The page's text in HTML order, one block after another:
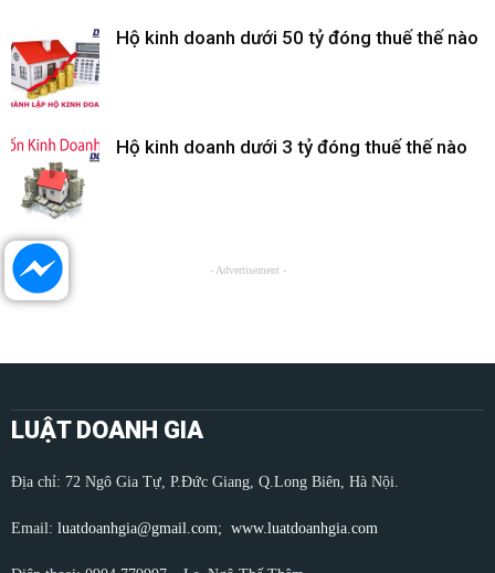
Hộ kinh doanh dưới 50 tỷ đóng thuế thế nào
Hộ kinh doanh dưới 3 tỷ đóng thuế thế nào
- Advertisement -
LUẬT DOANH GIA
Địa chỉ: 72 Ngô Gia Tự, P.Đức Giang, Q.Long Biên, Hà Nội.
Email: luatdoanhgia@gmail.com; www.luatdoanhgia.com